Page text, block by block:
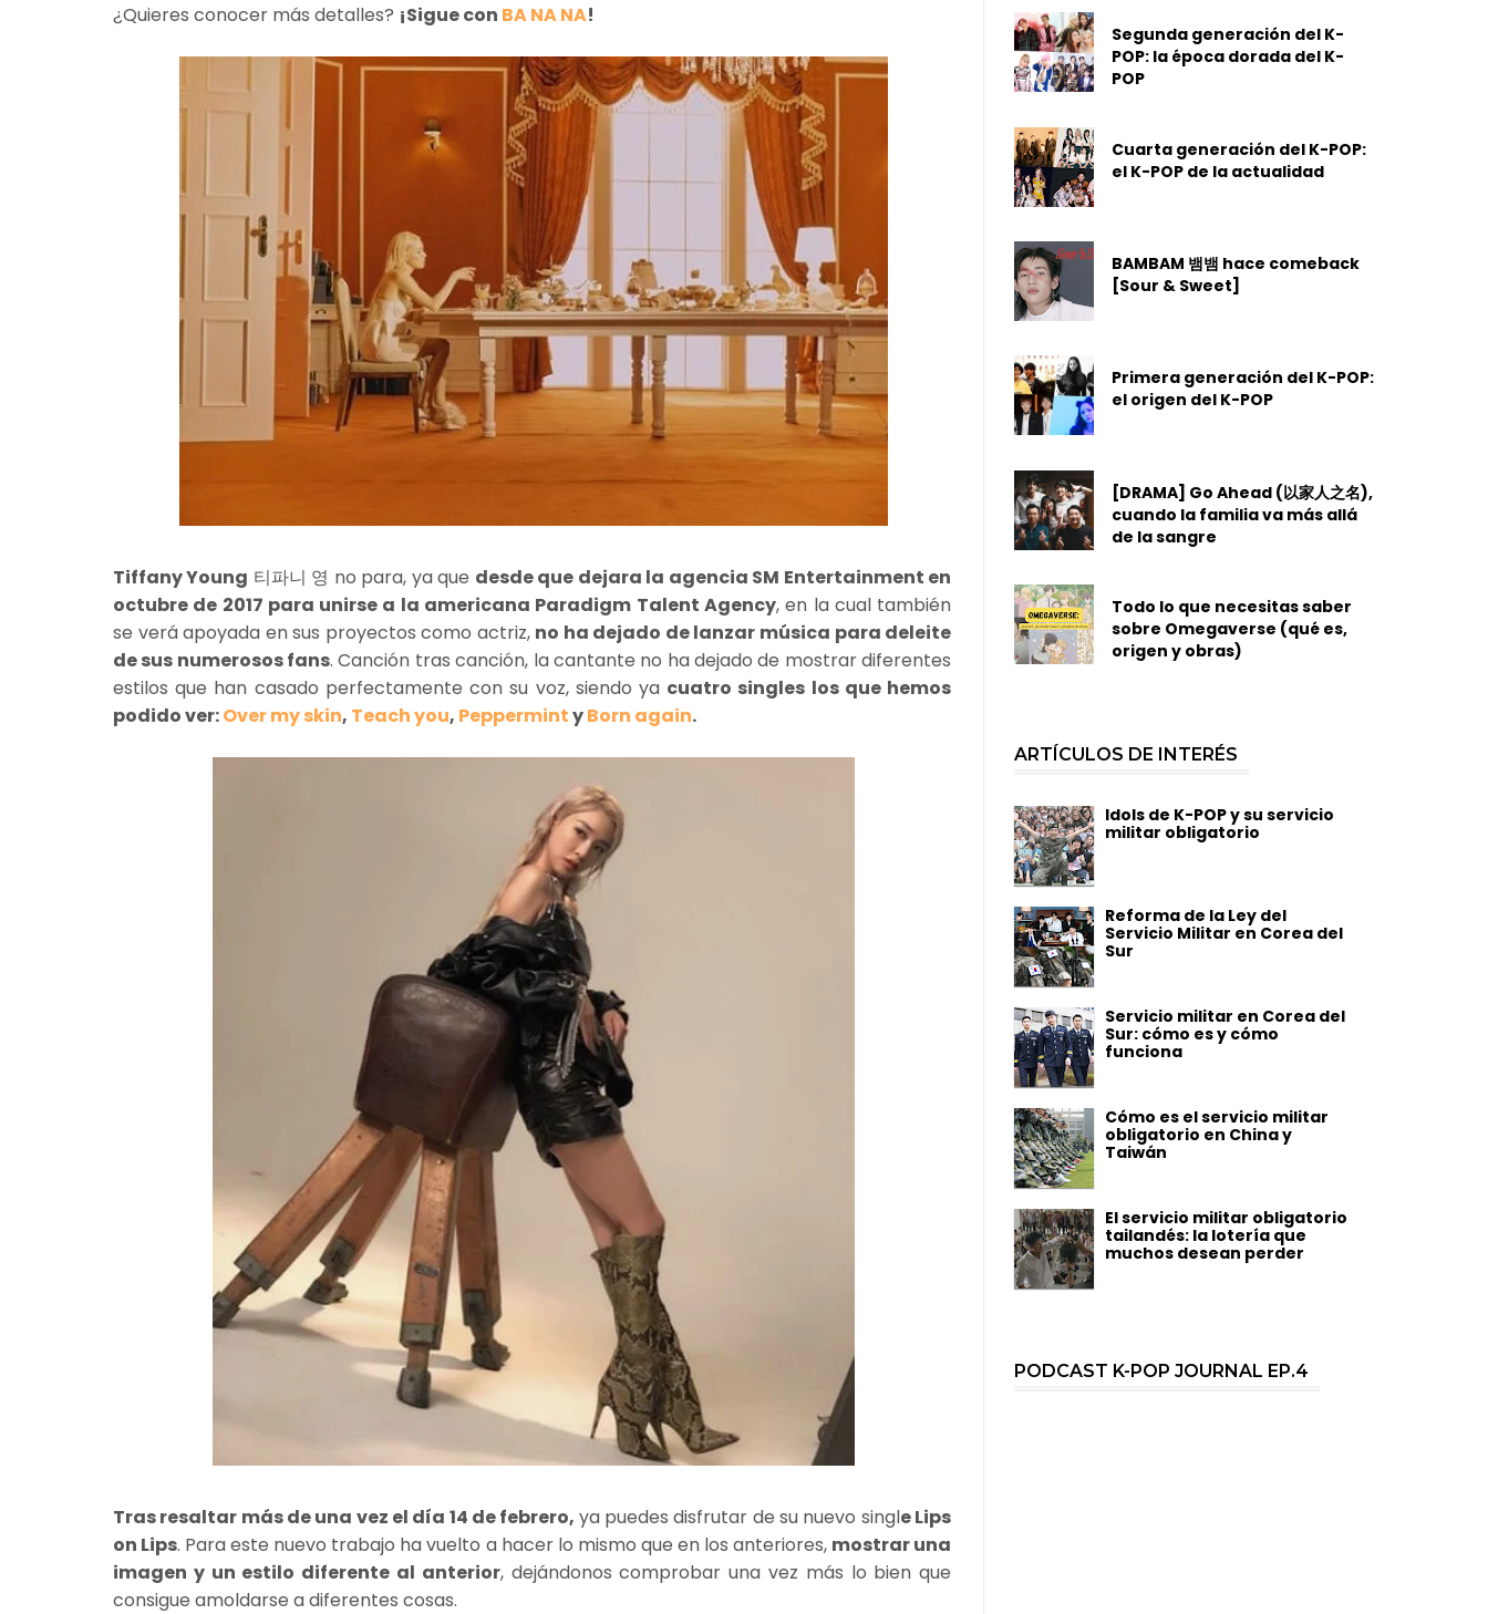
¿Quieres conocer más detalles? ¡Sigue con BA NA NA!
Tiffany Young 티파니 영 no para, ya que desde que dejara la agencia SM Entertainment en
octubre de 2017 para unirse a la americana Paradigm Talent Agency, en la cual también
se verá apoyada en sus proyectos como actriz, no ha dejado de lanzar música para deleite
de sus numerosos fans. Canción tras canción, la cantante no ha dejado de mostrar diferentes
estilos que han casado perfectamente con su voz, siendo ya cuatro singles los que hemos
podido ver:Over my skin, Teach you, PeppermintyBorn again.
Tras resaltar más de una vez el día 14 de febrero, ya puedes disfrutar de su nuevo single Lips
on Lips. Para este nuevo trabajo ha vuelto a hacer lo mismo que en los anteriores, mostrar una
imagen y un estilo diferente al anterior, dejándonos comprobar una vez más lo bien que
consigue amoldarse a diferentes cosas.
Segunda generación del K-
POP: la época dorada del K-
POP
Cuarta generación del K-POP:
el K-POP de la actualidad
BAMBAM 뱀뱀 hace comeback
[Sour & Sweet]
Primera generación del K-POP:
el origen del K-POP
[DRAMA] Go Ahead (以家人之名),
cuando la familia va más allá
de la sangre
Todo lo que necesitas saber
sobre Omegaverse (qué es,
origen y obras)
ARTÍCULOS DE INTERÉS
Idols de K-POP y su servicio
militar obligatorio
Reforma de la Ley del
Servicio Militar en Corea del
Sur
Servicio militar en Corea del
Sur: cómo es y cómo
funciona
Cómo es el servicio militar
obligatorio en China y
Taiwán
El servicio militar obligatorio
tailandés: la lotería que
muchos desean perder
PODCAST K-POP JOURNAL EP.4